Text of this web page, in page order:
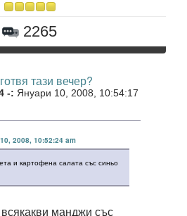
2265
тази вечер?
-: Януари 10, 2008, 10:54:17
2008, 10:52:24 am
и картофена салата със синьо
манджи със